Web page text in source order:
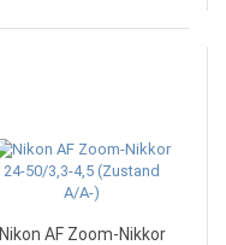
Nikon AF Zoom-Nikkor